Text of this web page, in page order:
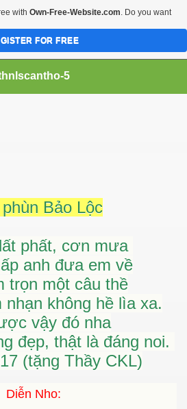
5
Bảo Lộc
phất, cơn mưa
anh đưa em về
trọn một câu thề
nhạn không hề lìa xa.
vậy đó nha
đẹp, thật là đáng noi.
(tặng Thầy CKL)
Diễn Nho:
with Own-Free-Website.com. Do you want
FOR FREE